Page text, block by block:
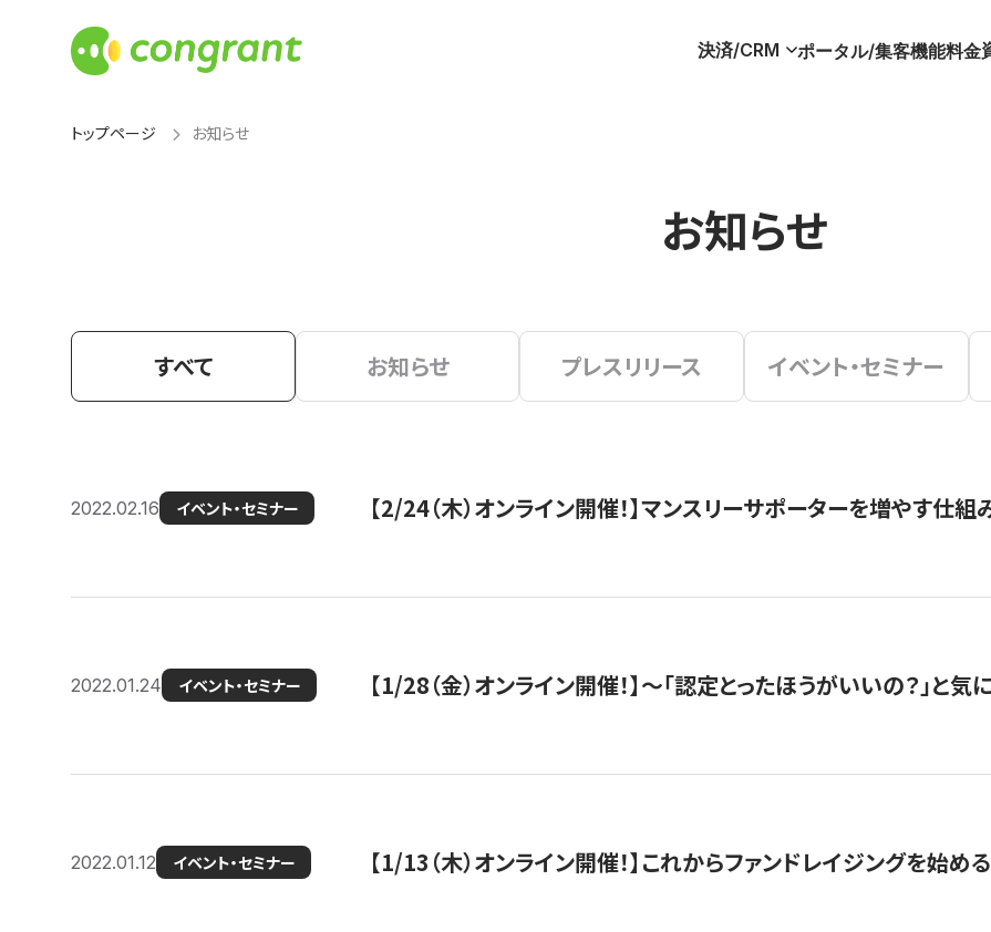
決済/CRM ポータル/集客機能料金
トップページ お知らせ
お知らせ
すべて お知らせ プレスリリース イベント・セミナー
2022.02.16 イベント・セミナー 【2/24（木）オンライン開催！】マンスリーサポーターを増やす
2022.01.24 イベント・セミナー 【1/28（金）オンライン開催！】〜「認定とったほうがいいの？」と
2022.01.12 イベント・セミナー 【1/13（木）オンライン開催！】これからファンドレイジングを始め